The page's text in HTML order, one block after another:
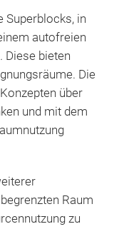
Superblocks, in
autofreien
Diese bieten
Die
über
und mit dem
Raum
zu